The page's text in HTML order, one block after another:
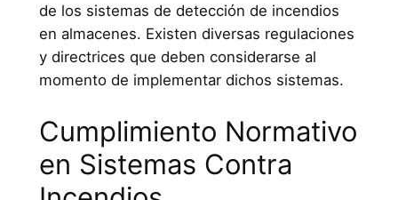
de los sistemas de detección de incendios
en almacenes. Existen diversas regulaciones
y directrices que deben considerarse al
momento de implementar dichos sistemas.
Cumplimiento Normativo
en Sistemas Contra